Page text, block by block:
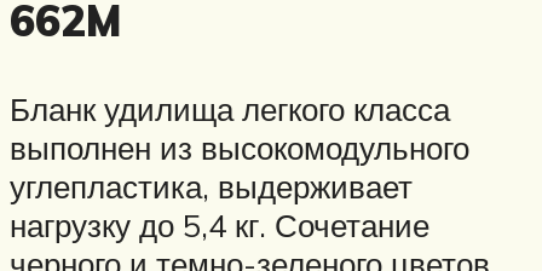
662M
Бланк удилища легкого класса
выполнен из высокомодульного
углепластика, выдерживает
нагрузку до 5,4 кг. Сочетание